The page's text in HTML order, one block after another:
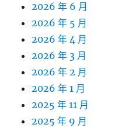
2026 年 6 月
2026 年 5 月
2026 年 4 月
2026 年 3 月
2026 年 2 月
2026 年 1 月
2025 年 11 月
2025 年 9 月